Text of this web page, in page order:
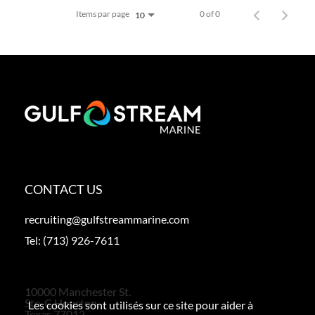
Items par page 10 0 of 0
CONTACT US
recruiting@gulfstreammarine.com
Tel: (713) 926-7611
10000 Manchester St.
Ste. C Houston,
Les cookies sont utilisés sur ce site pour aider à